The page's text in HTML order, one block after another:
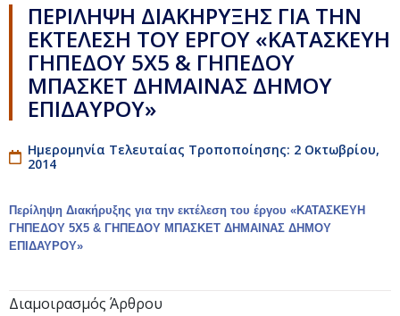
ΠΕΡΙΛΗΨΗ ΔΙΑΚΗΡΥΞΗΣ ΓΙΑ ΤΗΝ
ΕΚΤΕΛΕΣΗ ΤΟΥ ΕΡΓΟΥ «ΚΑΤΑΣΚΕΥΗ
ΓΗΠΕΔΟΥ 5Χ5 & ΓΗΠΕΔΟΥ
ΜΠΑΣΚΕΤ ΔΗΜΑΙΝΑΣ ΔΗΜΟΥ
ΕΠΙΔΑΥΡΟΥ»
Ημερομηνία Τελευταίας Τροποποίησης: 2 Οκτωβρίου,
2014
Περίληψη Διακήρυξης για την εκτέλεση του έργου «ΚΑΤΑΣΚΕΥΗ
ΓΗΠΕΔΟΥ 5Χ5 & ΓΗΠΕΔΟΥ ΜΠΑΣΚΕΤ ΔΗΜΑΙΝΑΣ ΔΗΜΟΥ
ΕΠΙΔΑΥΡΟΥ»
Διαμοιρασμός Άρθρου